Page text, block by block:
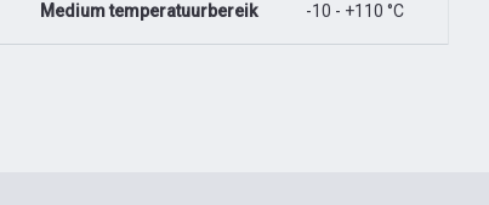
Medium temperatuurbereik -10 - +110 °C